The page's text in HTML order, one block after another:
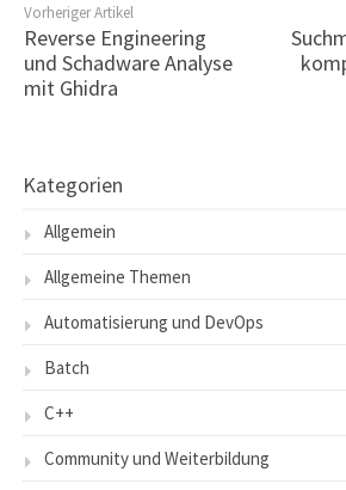
Vorheriger Artikel
Reverse Engineering
und Schadware Analyse
mit Ghidra
Kategorien
Allgemein
Allgemeine Themen
Automatisierung und DevOps
Batch
C++
Community und Weiterbildung